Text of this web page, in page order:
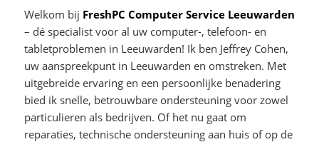
Welkom bij FreshPC Computer Service Leeuwarden
– dé specialist voor al uw computer-, telefoon- en
tabletproblemen in Leeuwarden! Ik ben Jeffrey Cohen,
uw aanspreekpunt in Leeuwarden en omstreken. Met
uitgebreide ervaring en een persoonlijke benadering
bied ik snelle, betrouwbare ondersteuning voor zowel
particulieren als bedrijven. Of het nu gaat om
reparaties, technische ondersteuning aan huis of op de